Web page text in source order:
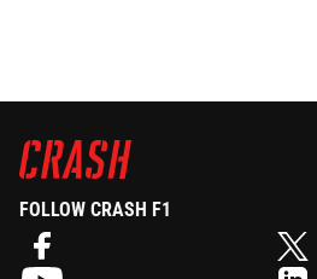
FOLLOW CRASH F1